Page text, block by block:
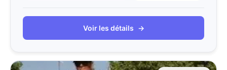
Voir les détails →